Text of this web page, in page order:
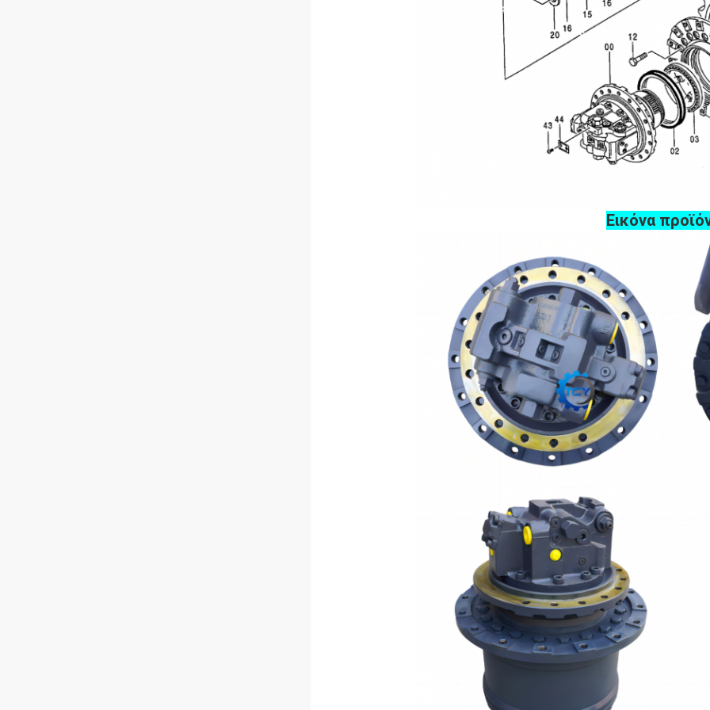
Εικόνα